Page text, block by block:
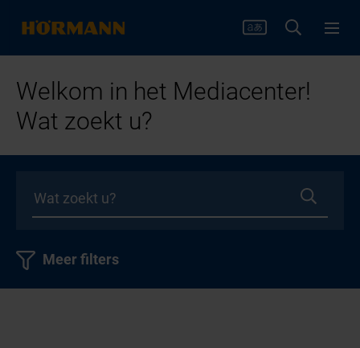
Welkom in het Mediacenter!
Wat zoekt u?
Meer filters